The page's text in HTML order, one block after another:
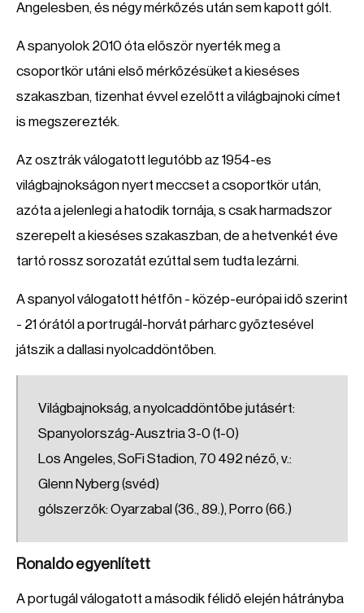
Angelesben, és négy mérkőzés után sem kapott gólt.
A spanyolok 2010 óta először nyerték meg a
csoportkör utáni első mérkőzésüket a kieséses
szakaszban, tizenhat évvel ezelőtt a világbajnoki címet
is megszerezték.
Az osztrák válogatott legutóbb az 1954-es
világbajnokságon nyert meccset a csoportkör után,
azóta a jelenlegi a hatodik tornája, s csak harmadszor
szerepelt a kieséses szakaszban, de a hetvenkét éve
tartó rossz sorozatát ezúttal sem tudta lezárni.
A spanyol válogatott hétfőn - közép-európai idő szerint
- 21 órától a portrugál-horvát párharc győztesével
játszik a dallasi nyolcaddöntőben.
Világbajnokság, a nyolcaddöntőbe jutásért:
Spanyolország-Ausztria 3-0 (1-0)
Los Angeles, SoFi Stadion, 70 492 néző, v.:
Glenn Nyberg (svéd)
gólszerzők: Oyarzabal (36., 89.), Porro (66.)
Ronaldo egyenlített
A portugál válogatott a második félidő elején hátrányba